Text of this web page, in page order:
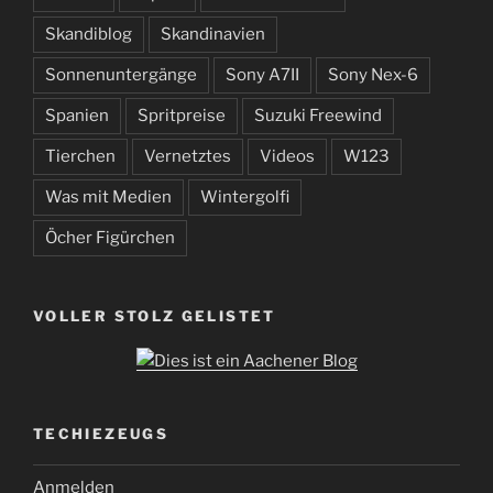
Skandiblog Skandinavien
Sonnenuntergänge Sony A7II Sony Nex-6
Spanien Spritpreise Suzuki Freewind
Tierchen Vernetztes Videos W123
Was mit Medien Wintergolfi
Öcher Figürchen
VOLLER STOLZ GELISTET
TECHIEZEUGS
Anmelden